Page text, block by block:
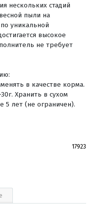
нескольких стадий
пыли на
уникальной
высокое
не требует
в качестве корма.
Хранить в сухом
5 лет (не ограничен).
17923